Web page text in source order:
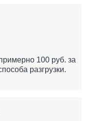
100 руб. за
разгрузки.